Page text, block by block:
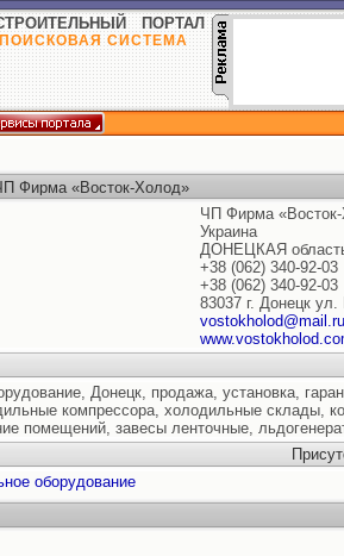
ПОРТАЛ
СИСТЕМА
Фирма «Восток-Холод»
ЧП Фирма
Украина
ДОНЕЦКАЯ
+38 (062) 340-92-03
+38 (062) 340-92-03
83037 г. Донецк
vostokholod@mail.ru
Донецк, продажа, установка,
компрессора, холодильные склады,
помещений, завесы ленточные,
оборудование